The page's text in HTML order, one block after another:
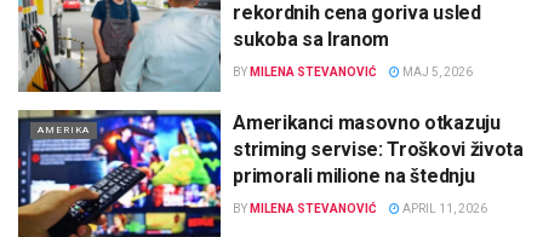
rekordnih cena goriva usled
sukoba sa Iranom
BY MILENA STEVANOVIĆ MAJ 5, 2026
AMERIKA
Amerikanci masovno otkazuju
striming servise: Troškovi života
primorali milione na štednju
BY MILENA STEVANOVIĆ APRIL 11, 2026